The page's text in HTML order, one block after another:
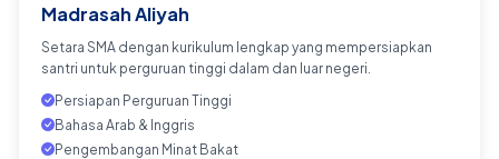
Madrasah Aliyah
Setara SMA dengan kurikulum lengkap yang mempersiapkan
santri untuk perguruan tinggi dalam dan luar negeri.
Persiapan Perguruan Tinggi
Bahasa Arab & Inggris
Pengembangan Minat Bakat